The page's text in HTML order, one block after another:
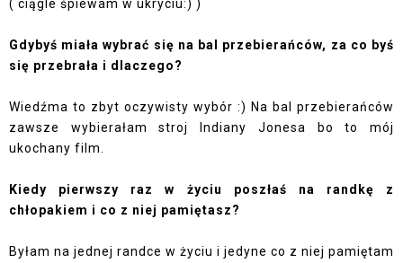
( ciągle śpiewam w ukryciu:) )
Gdybyś miała wybrać się na bal przebierańców, za co byś
się przebrała i dlaczego?
Wiedźma to zbyt oczywisty wybór :) Na bal przebierańców
zawsze wybierałam stroj Indiany Jonesa bo to mój
ukochany film.
Kiedy pierwszy raz w życiu poszłaś na randkę z
chłopakiem i co z niej pamiętasz?
Byłam na jednej randce w życiu i jedyne co z niej pamiętam